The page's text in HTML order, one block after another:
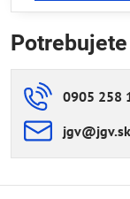
0905 258
jgv​@jgv​.sk